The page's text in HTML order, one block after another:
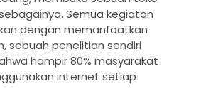
Semua kegiatan
dengan memanfaatkan
sebuah penelitian sendiri
hampir 80% masyarakat
internet setiap